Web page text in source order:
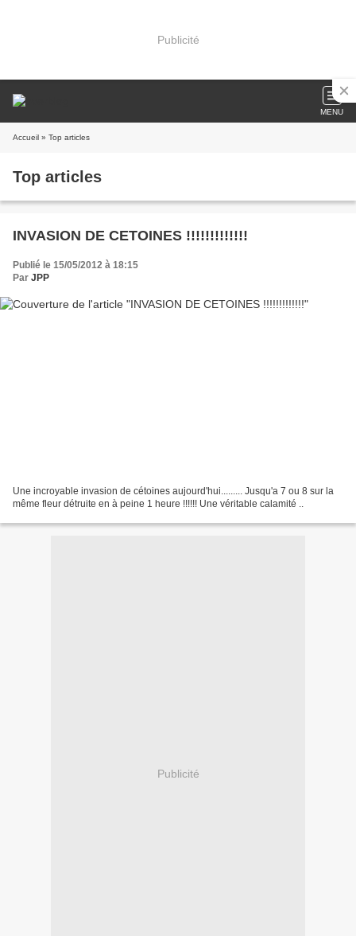
Publicité
MENU
Accueil » Top articles
Top articles
INVASION DE CETOINES !!!!!!!!!!!!!
Publié le 15/05/2012 à 18:15
Par JPP
Une incroyable invasion de cétoines aujourd'hui......... Jusqu'a 7 ou 8 sur la
même fleur détruite en à peine 1 heure !!!!!! Une véritable calamité ..
Publicité